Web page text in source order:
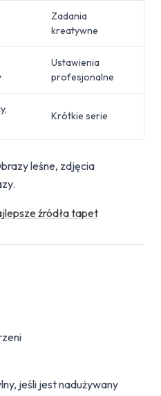
Zadania
kreatywne
Ustawienia
profesjonalne
Krótkie serie
leśne, zdjęcia
źródła tapet
jeśli jest nadużywany